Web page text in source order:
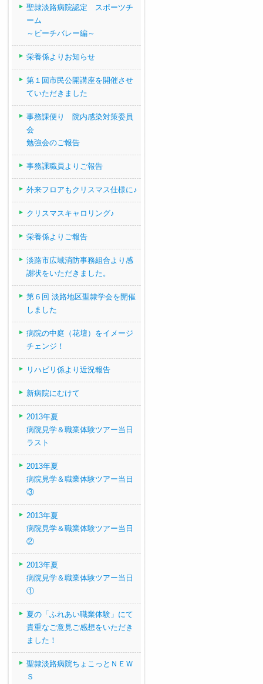
聖隷淡路病院認定 スポーツチ
ーム
～ビーチバレー編～
栄養係よりお知らせ
第１回市民公開講座を開催させ
ていただきました
事務課便り 院内感染対策委員
会
勉強会のご報告
事務課職員よりご報告
外来フロアもクリスマス仕様に♪
クリスマスキャロリング♪
栄養係よりご報告
淡路市広域消防事務組合より感
謝状をいただきました。
第６回 淡路地区聖隷学会を開催
しました
病院の中庭（花壇）をイメージ
チェンジ！
リハビリ係より近況報告
新病院にむけて
2013年夏
病院見学＆職業体験ツアー当日
ラスト
2013年夏
病院見学＆職業体験ツアー当日
③
2013年夏
病院見学＆職業体験ツアー当日
②
2013年夏
病院見学＆職業体験ツアー当日
①
夏の「ふれあい職業体験」にて
貴重なご意見ご感想をいただき
ました！
聖隷淡路病院ちょこっとＮＥＷ
Ｓ